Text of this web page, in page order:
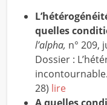
quelles
l’alpha, n° 209,
Dossier :
28) lire